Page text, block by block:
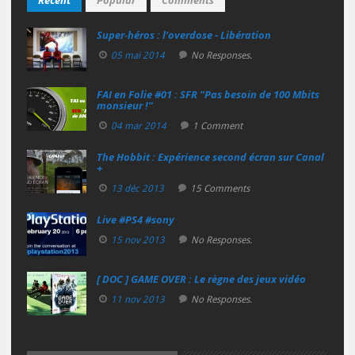
Super‑héros : l’overdose - Libération
05 mai 2014 No Responses.
FAI en Folie #01 : SFR "Pas besoin de 100 Mbits
monsieur !"
04 mar 2014 1 Comment
The Hobbit : Expérience second écran sur Canal
+
13 déc 2013 15 Comments
Live #PS4 #sony
15 nov 2013 No Responses.
[ DOC ] GAME OVER : Le règne des jeux vidéo
11 nov 2013 No Responses.